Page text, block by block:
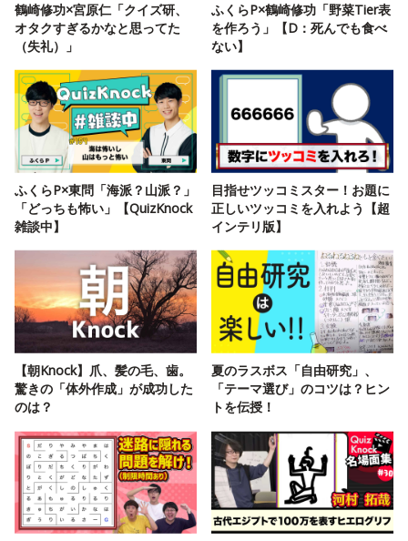
鶴崎修功×宮原仁「クイズ研、
オタクすぎるかなと思ってた
（失礼）」
ふくらP×鶴崎修功「野菜Tier表
を作ろう」【D：死んでも食べ
ない】
ふくらP×東問「海派？山派？」
「どっちも怖い」【QuizKnock
雑談中】
目指せツッコミスター！お題に
正しいツッコミを入れよう【超
インテリ版】
【朝Knock】爪、髪の毛、歯。
驚きの「体外作成」が成功した
のは？
夏のラスボス「自由研究」、
「テーマ選び」のコツは？ヒン
トを伝授！